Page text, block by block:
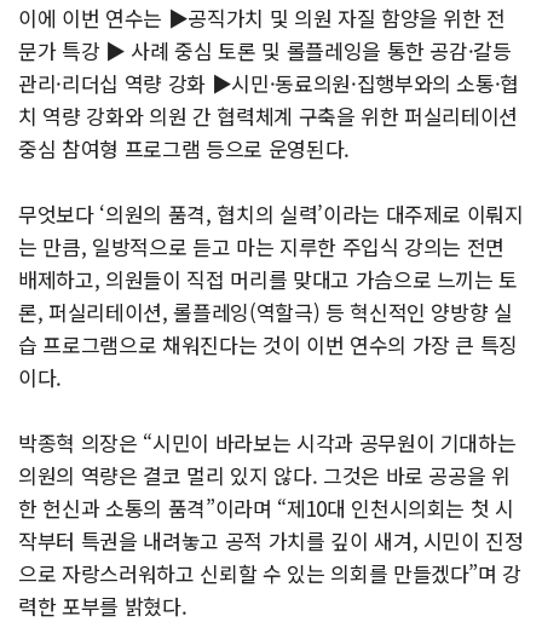
이에 이번 연수는 ▶공직가치 및 의원 자질 함양을 위한 전
문가 특강 ▶ 사례 중심 토론 및 롤플레잉을 통한 공감·갈등
관리·리더십 역량 강화 ▶시민·동료의원·집행부와의 소통·협
치 역량 강화와 의원 간 협력체계 구축을 위한 퍼실리테이션
중심 참여형 프로그램 등으로 운영된다.
무엇보다 ‘의원의 품격, 협치의 실력’이라는 대주제로 이뤄지
는 만큼, 일방적으로 듣고 마는 지루한 주입식 강의는 전면
배제하고, 의원들이 직접 머리를 맞대고 가슴으로 느끼는 토
론, 퍼실리테이션, 롤플레잉(역할극) 등 혁신적인 양방향 실
습 프로그램으로 채워진다는 것이 이번 연수의 가장 큰 특징
이다.
박종혁 의장은 “시민이 바라보는 시각과 공무원이 기대하는
의원의 역량은 결코 멀리 있지 않다. 그것은 바로 공공을 위
한 헌신과 소통의 품격”이라며 “제10대 인천시의회는 첫 시
작부터 특권을 내려놓고 공적 가치를 깊이 새겨, 시민이 진정
으로 자랑스러워하고 신뢰할 수 있는 의회를 만들겠다”며 강
력한 포부를 밝혔다.